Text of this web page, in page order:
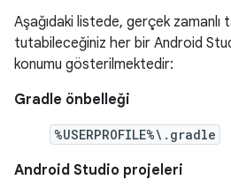
Aşağıdaki listede, gerçek
tutabileceğiniz her bir Android
konumu gösterilmektedir:
Gradle önbelleği
%USERPROFILE%\.gradle
Android Studio projeleri